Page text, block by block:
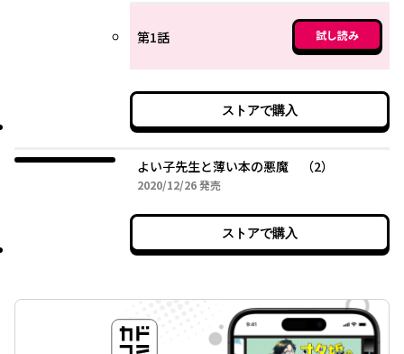
第1話 試し読み
ストアで購入
よい子先生と薄い本の悪魔 （2）
2020/12/262020年12月26日
発売
ストアで購入